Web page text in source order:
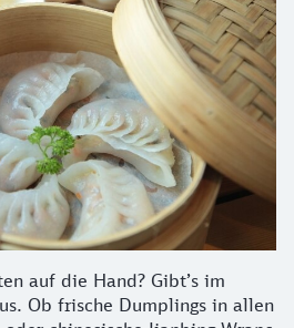
auf die Hand? Gibt’s im
Ob frische Dumplings in allen